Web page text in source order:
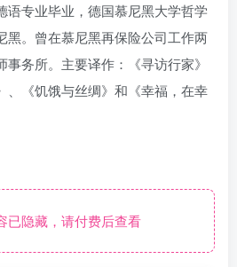
语专业毕业，德国慕尼黑大学哲学
黑。曾在慕尼黑再保险公司工作两
务所。主要译作：《寻访行家》
、《饥饿与丝绸》和《幸福，在幸
隐藏，请付费后查看